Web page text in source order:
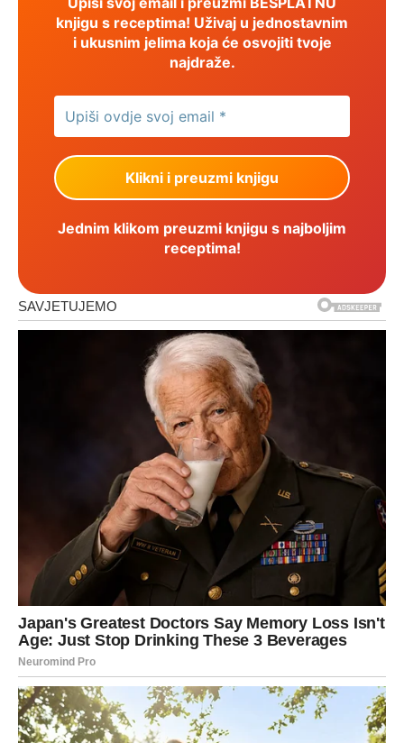
knjigu s receptima! Uživaj u jednostavnim
i ukusnim jelima koja će osvojiti tvoje
najdraže.
Jednim klikom preuzmi knjigu s najboljim
receptima!